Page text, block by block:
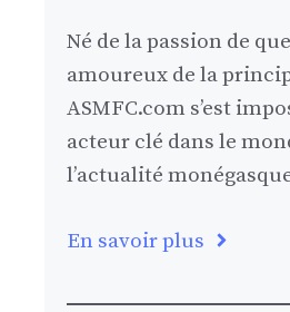
Né de la passion de
amoureux de la
ASMFC.com s’est
acteur clé dans le
l’actualité
En savoir plus